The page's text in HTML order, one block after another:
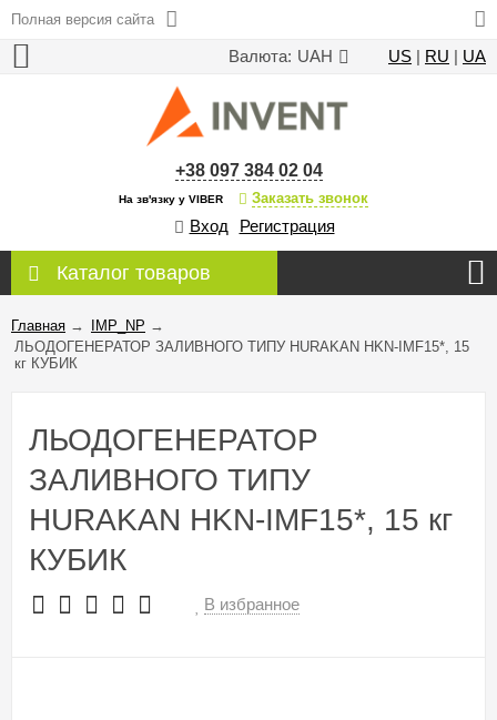
Полная версия сайта
Валюта: UAH US | RU | UA
+38 097 384 02 04
На зв'язку у VIBER Заказать звонок
Вход Регистрация
Каталог товаров
Главная → IMP_NP →
ЛЬОДОГЕНЕРАТОР ЗАЛИВНОГО ТИПУ HURAKAN HKN-IMF15*, 15
кг КУБИК
ЛЬОДОГЕНЕРАТОР
ЗАЛИВНОГО ТИПУ
HURAKAN HKN-IMF15*, 15 кг
КУБИК
В избранное